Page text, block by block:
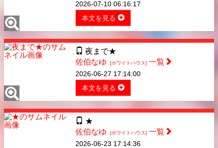
2026-07-10 06:16:17
本文を見る
夜まで★
佐伯なゆ
[ホワイトハウス] 一覧
2026-06-27 17:14:00
本文を見る
★
佐伯なゆ
[ホワイトハウス] 一覧
2026-06-23 17:14:36